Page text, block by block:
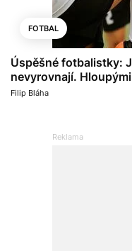
FOTBAL
Úspěšné fotbalistky:
nevyrovnají.
Filip Bláha